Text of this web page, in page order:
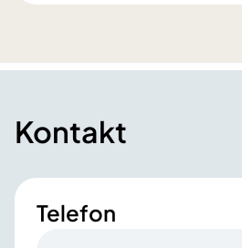
Kontakt
Telefon